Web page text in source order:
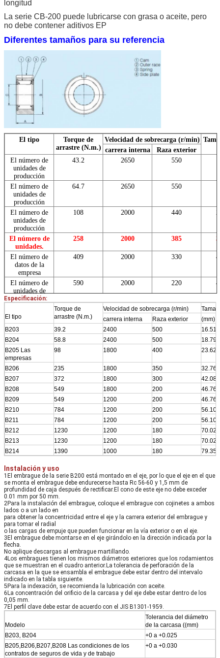
longitud
La serie CB-200 puede lubricarse con grasa o aceite, pero
no debe contener aditivos EP
Diferentes tamaños para su referencia
El tipo
Torque de
arrastre (N.m.)
Velocidad de sobrecarga (r/min)
carrera interna
Raza exterior
El número de
unidades de
producción
43.2 2650 550
El número de
unidades de
producción
64.7 2650 550
El número de
unidades de
producción
108 2000 440
El número de
unidades.
258 2000 385
El número de
datos de la
empresa
409 2000 330
El número de
unidades de
producción
590 2000 220
productos
590 2000 220
El número de
unidades de
producción
Especificación:
El tipo
Torque de
arrastre (N.m.)
Velocidad de sobrecarga (r/min)
carrera interna
Raza exterior
(mm)
B203
39.2 2400 500
16.51
B204
58.8 2400 500
18.796
B205 Las
empresas
98 1800 400 23.622
B206 235 1800 350
32.766
B207
372 1800 300
42.088
B208
549 1800 200
46.761
B209
549 1200 200
46.761
B210
784 1200 200
56.109
B211
784 1200 200
56.109
B212
1230 1200 180
70.029
B213
1230 1200 180
70.029
B214
1390 1000 180 79.356
Instalación y uso
1El embrague de la serie B200 está montado en el eje, por lo que el eje en el que
se monta el embrague debe endurecerse hasta Rc 56-60 y 1,5 mm de
profundidad de caja después de rectificar.El cono de este eje no debe exceder
0.01 mm por 50 mm.
2Para la instalación del embrague, coloque el embrague con cojinetes a ambos
lados o a un lado en
para obtener la concentricidad entre el eje y la carrera exterior del embrague y
para tomar el radial
o las cargas de empuje que pueden funcionar en la vía exterior o en el eje.
3El embrague debe montarse en el eje girándolo en la dirección indicada por la
flecha.
No aplique descargas al embrague martillando.
4Los embragues tienen los mismos diámetros exteriores que los rodamientos
que se muestran en el cuadro anterior.La tolerancia de perforación de la
carcasa en la que se ensambla el embrague debe estar dentro del intervalo
indicado en la tabla siguiente.
5Para la indexación, se recomienda la lubricación con aceite.
6La concentración del orificio de la carcasa y del eje debe estar dentro de los
0,05 mm.
7El perfil clave debe estar de acuerdo con el JIS B1301-1959.
Modelo
Tolerancia del diámetro
de la carcasa ((mm)
B203, B204
+0 a +0.025
B205,B206,B207,B208 Las condiciones de los
contratos de seguros de vida y de trabajo
+0 a +0.030